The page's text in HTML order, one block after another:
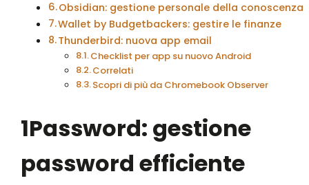
Obsidian: gestione personale della conoscenza
Wallet by Budgetbackers: gestire le finanze
Thunderbird: nuova app email
Checklist per app su nuovo Android
Correlati
Scopri di più da Chromebook Observer
1Password: gestione
password efficiente